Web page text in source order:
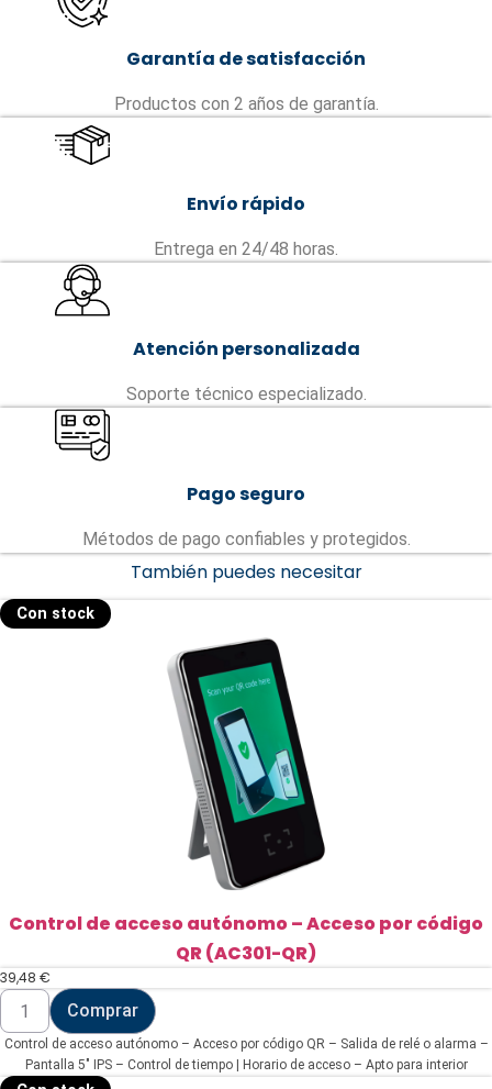
Garantía de satisfacción
Productos con 2 años de garantía.
Envío rápido
Entrega en 24/48 horas.
Atención personalizada
Soporte técnico especializado.
Pago seguro
Métodos de pago confiables y protegidos.
También puedes necesitar
Con stock
Control de acceso autónomo – Acceso por código
QR (AC301-QR)
39,48 €
Control
acceso
autónomo
Comprar
Control de acceso autónomo – Acceso por código QR – Salida de relé o alarma –
Pantalla 5" IPS – Control de tiempo | Horario de acceso – Apto para interior